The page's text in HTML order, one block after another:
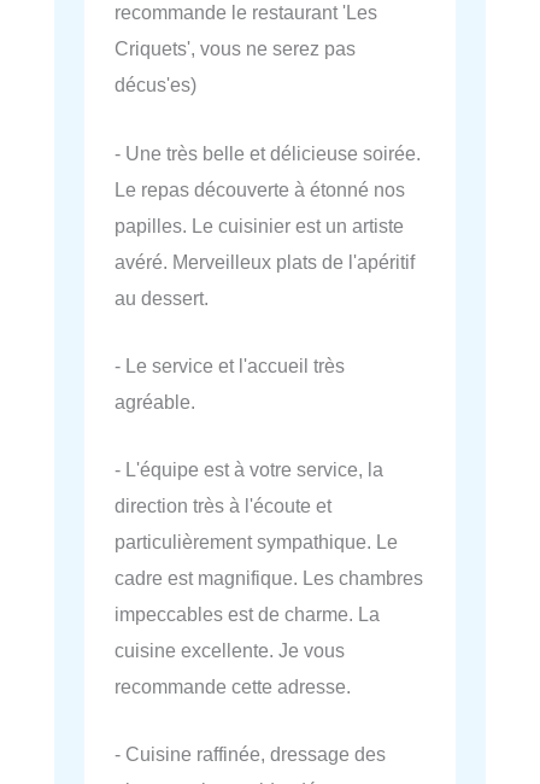
recommande le restaurant 'Les
Criquets', vous ne serez pas
décus'es)
- Une très belle et délicieuse soirée.
Le repas découverte à étonné nos
papilles. Le cuisinier est un artiste
avéré. Merveilleux plats de l'apéritif
au dessert.
- Le service et l'accueil très
agréable.
- L'équipe est à votre service, la
direction très à l'écoute et
particulièrement sympathique. Le
cadre est magnifique. Les chambres
impeccables est de charme. La
cuisine excellente. Je vous
recommande cette adresse.
- Cuisine raffinée, dressage des